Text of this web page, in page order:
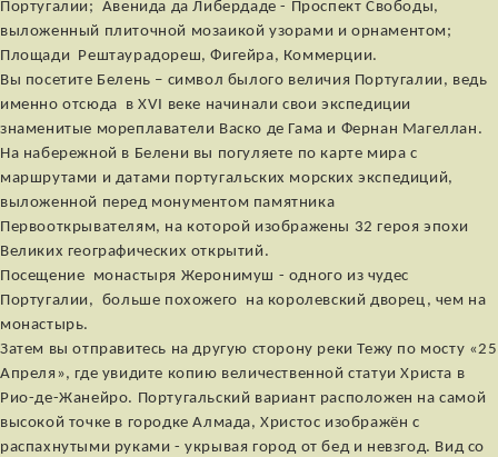
Португалии; Авенида да Либердаде - Проспект Свободы,
выложенный плиточной мозаикой узорами и орнаментом;
Площади Рештаурадореш, Фигейра, Коммерции.
Вы посетите Белень – символ былого величия Португалии, ведь
именно отсюда в XVI веке начинали свои экспедиции
знаменитые мореплаватели Васко де Гама и Фернан Магеллан.
На набережной в Белени вы погуляете по карте мира с
маршрутами и датами португальских морских экспедиций,
выложенной перед монументом памятника
Первооткрывателям, на которой изображены 32 героя эпохи
Великих географических открытий.
Посещение монастыря Жеронимуш - одного из чудес
Португалии, больше похожего на королевский дворец, чем на
монастырь.
Затем вы отправитесь на другую сторону реки Тежу по мосту «25
Апреля», где увидите копию величественной статуи Христа в
Рио-де-Жанейро. Португальский вариант расположен на самой
высокой точке в городке Алмада, Христос изображён с
распахнутыми руками - укрывая город от бед и невзгод. Вид со